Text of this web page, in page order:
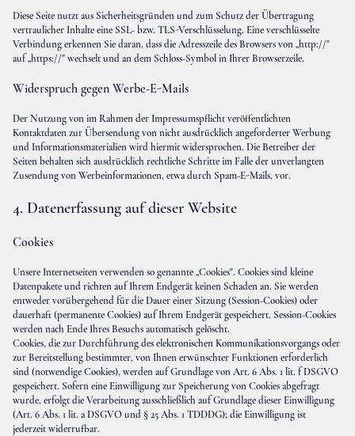
Diese Seite nutzt aus Sicherheitsgründen und zum Schutz der Übertragung
vertraulicher Inhalte eine SSL- bzw. TLS-Verschlüsselung. Eine verschlüsselte
Verbindung erkennen Sie daran, dass die Adresszeile des Browsers von „http://"
auf „https://" wechselt und an dem Schloss-Symbol in Ihrer Browserzeile.
Widerspruch gegen Werbe-E-Mails
Der Nutzung von im Rahmen der Impressumspflicht veröffentlichten
Kontaktdaten zur Übersendung von nicht ausdrücklich angeforderter Werbung
und Informationsmaterialien wird hiermit widersprochen. Die Betreiber der
Seiten behalten sich ausdrücklich rechtliche Schritte im Falle der unverlangten
Zusendung von Werbeinformationen, etwa durch Spam-E-Mails, vor.
4. Datenerfassung auf dieser Website
Cookies
Unsere Internetseiten verwenden so genannte „Cookies". Cookies sind kleine
Datenpakete und richten auf Ihrem Endgerät keinen Schaden an. Sie werden
entweder vorübergehend für die Dauer einer Sitzung (Session-Cookies) oder
dauerhaft (permanente Cookies) auf Ihrem Endgerät gespeichert. Session-Cookies
werden nach Ende Ihres Besuchs automatisch gelöscht.
Cookies, die zur Durchführung des elektronischen Kommunikationsvorgangs oder
zur Bereitstellung bestimmter, von Ihnen erwünschter Funktionen erforderlich
sind (notwendige Cookies), werden auf Grundlage von Art. 6 Abs. 1 lit. f DSGVO
gespeichert. Sofern eine Einwilligung zur Speicherung von Cookies abgefragt
wurde, erfolgt die Verarbeitung ausschließlich auf Grundlage dieser Einwilligung
(Art. 6 Abs. 1 lit. a DSGVO und § 25 Abs. 1 TDDDG); die Einwilligung ist
jederzeit widerrufbar.